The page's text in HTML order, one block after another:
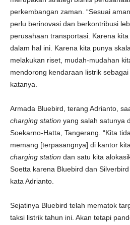
perkembangan zaman. “Sesuai
perlu berinovasi dan berkontribusi
perusahaan transportasi. Karena
dalam hal ini. Karena kita punya
melakukan riset, mudah-mudahan
mendorong kendaraan listrik
katanya.
Armada Bluebird, terang Adrianto,
charging station yang salah satunya
Soekarno-Hatta, Tangerang. “Kita
memang [terpasangnya] di kantor
charging station dan satu kita
Soetta karena Bluebird dan
kata Adrianto.
Sejatinya Bluebird telah mematok
taksi listrik tahun ini. Akan tetapi